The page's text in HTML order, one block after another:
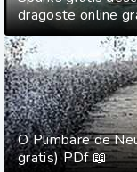
dragoste online
O Plimbare de
gratis) PDf 📖